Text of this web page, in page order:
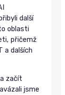
další
oblasti
přičemž
a dalších
začít
jsme